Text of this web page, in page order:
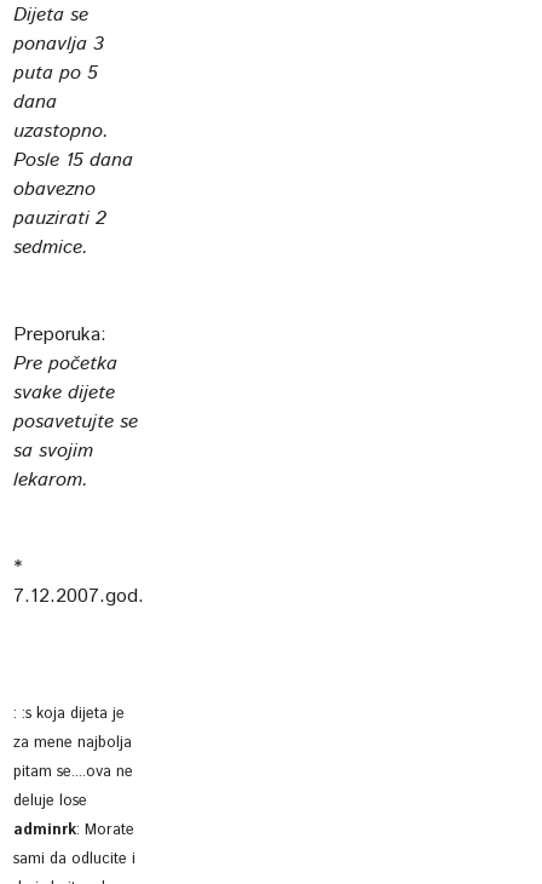
Dijeta se
ponavlja 3
puta po 5
dana
uzastopno.
Posle 15 dana
obavezno
pauzirati 2
sedmice.
Preporuka:
Pre početka
svake dijete
posavetujte se
sa svojim
lekarom.
*
7.12.2007.god.
::s koja dijeta je
za mene najbolja
pitam se....ova ne
deluje lose
adminrk:Morate
sami da odlucite i